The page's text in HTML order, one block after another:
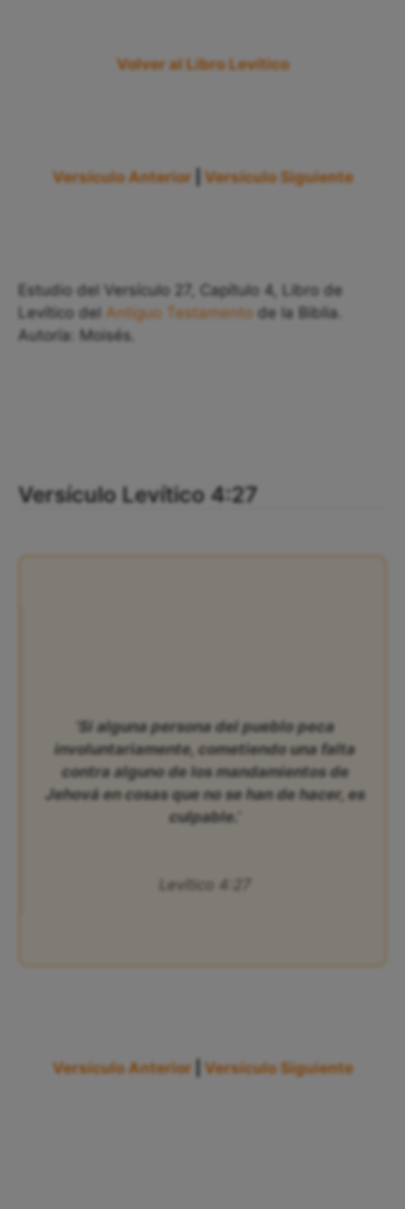
Volver al Libro Levítico
Versículo Anterior Versículo Siguiente
Estudio del Versículo 27, Capítulo 4, Libro de
Levítico del Antiguo Testamento de la Biblia.
Autoría: Moisés.
Versículo Levítico 4:27
‘Si alguna persona del pueblo peca
involuntariamente, cometiendo una falta
contra alguno de los mandamientos de
Jehová en cosas que no se han de hacer, es
culpable.’
Levítico 4:27
Versículo Anterior Versículo Siguiente